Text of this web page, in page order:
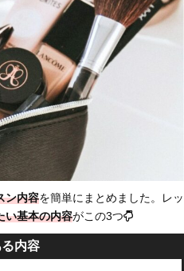
ン内容を簡単にまとめました。レッ
い基本の内容がこの3つ
内容